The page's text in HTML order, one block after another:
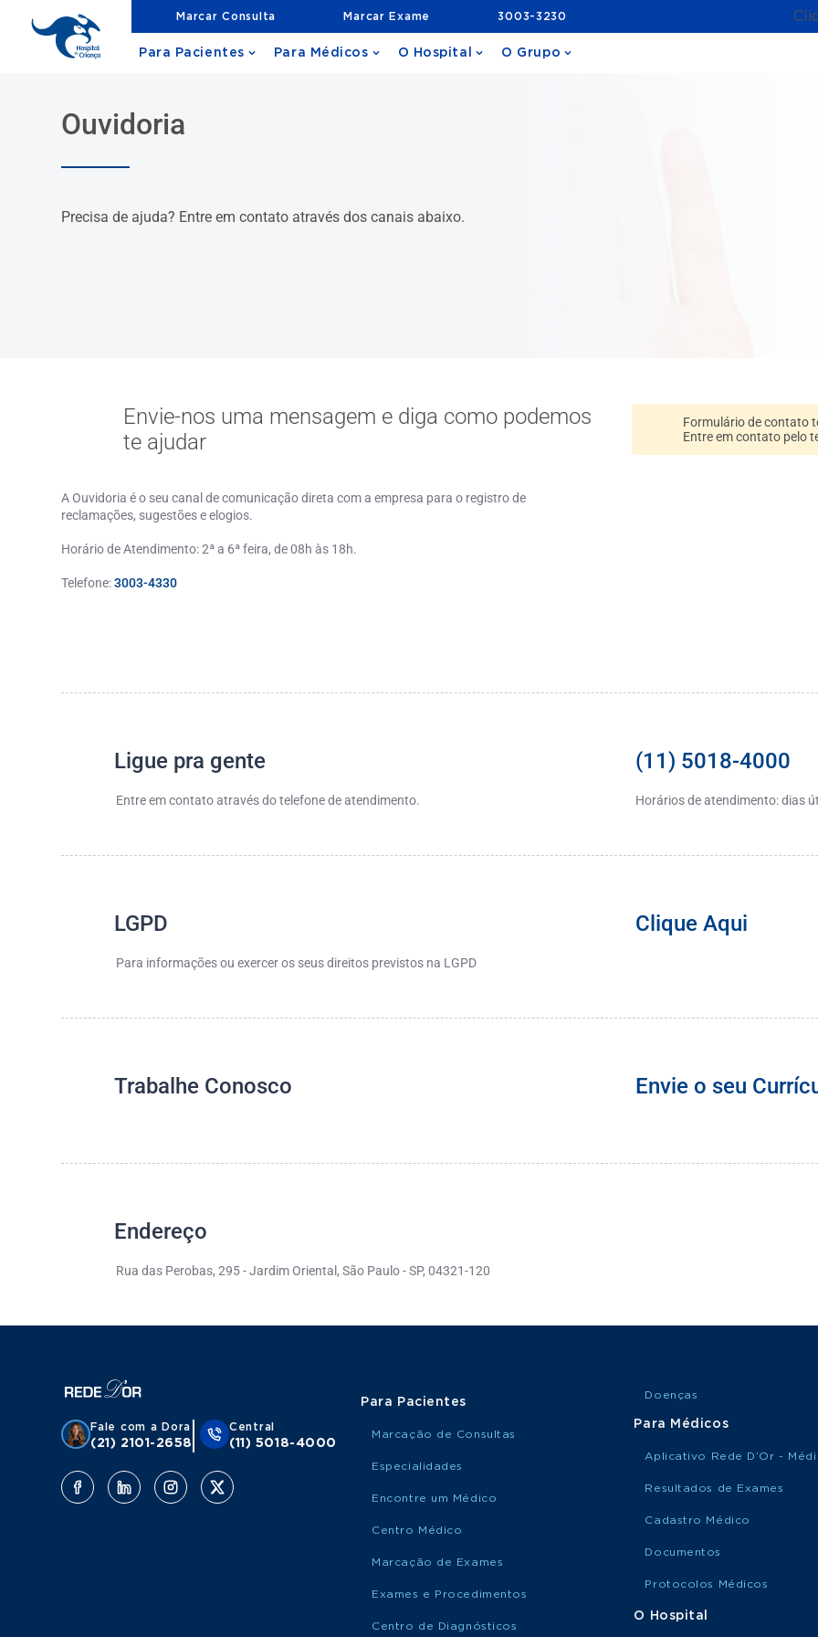
Marcar Consulta Marcar Exame 3003-3230
Para Pacientes Para Médicos O Hospital O Grupo
Ouvidoria
Precisa de ajuda? Entre em contato através dos canais abaixo.
Envie-nos uma mensagem e diga como podemos
te ajudar
A Ouvidoria é o seu canal de comunicação direta com a empresa para o registro de
reclamações, sugestões e elogios.
Horário de Atendimento: 2ª a 6ª feira, de 08h às 18h.
Telefone:3003-4330
Formulário de contato
Entre em contato pelo
Ligue pra gente
Entre em contato através do telefone de atendimento.
(11) 5018-4000
Horários de atendimento: dias
LGPD
Para informações ou exercer os seus direitos previstos na LGPD
Clique Aqui
Trabalhe Conosco Envie o seu
Endereço
Rua das Perobas, 295 - Jardim Oriental, São Paulo - SP, 04321-120
Fale com a Dora
(21) 2101-2658
Central
(11) 5018-4000
Para Pacientes
Marcação de Consultas
Especialidades
Encontre um Médico
Centro Médico
Marcação de Exames
Exames e Procedimentos
Centro de Diagnósticos
Doenças
Para Médicos
Aplicativo Rede D’Or -
Resultados de Exames
Cadastro Médico
Documentos
Protocolos Médicos
O Hospital